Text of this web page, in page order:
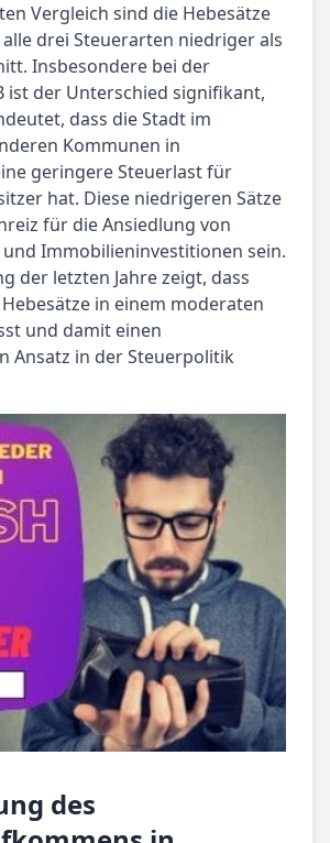
Vergleich sind die Hebesätze
drei Steuerarten niedriger als
Insbesondere bei der
ist der Unterschied signifikant,
dass die Stadt im
Kommunen in
geringere Steuerlast für
hat. Diese niedrigeren Sätze
für die Ansiedlung von
Immobilieninvestitionen sein.
der letzten Jahre zeigt, dass
in einem moderaten
und damit einen
Ansatz in der Steuerpolitik
des